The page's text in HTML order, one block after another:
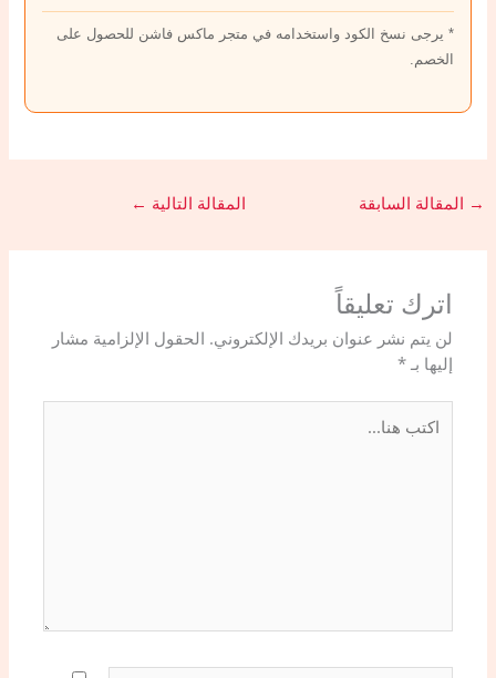
* يرجى نسخ الكود واستخدامه في متجر ماكس فاشن للحصول على
الخصم.
→ المقالة السابقة المقالة التالية ←
اترك تعليقاً
لن يتم نشر عنوان بريدك الإلكتروني. الحقول الإلزامية مشار
إليها بـ*
هنا...